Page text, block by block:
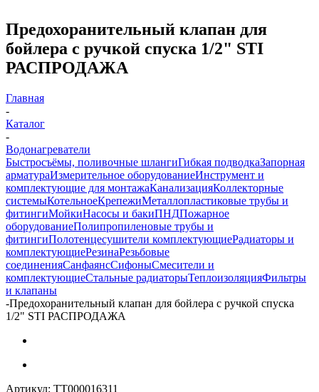
Предохоранительный клапан для
бойлера с ручкой спуска 1/2" STI
РАСПРОДАЖА
Главная
-
Каталог
-
Водонагреватели
Быстросъёмы, поливочные шлангиГибкая подводкаЗапорная
арматураИзмерительное оборудованиеИнструмент и
комплектующие для монтажаКанализацияКоллекторные
системыКотельноеКрепежиМеталлопластиковые трубы и
фитингиМойкиНасосы и бакиПНДПожарное
оборудованиеПолипропиленовые трубы и
фитингиПолотенцесушители комплектующиеРадиаторы и
комплектующиеРезинаРезьбовые
соединенияСанфаянсСифоныСмесители и
комплектующиеСтальные радиаторыТеплоизоляцияФильтры
и клапаны
-Предохоранительный клапан для бойлера с ручкой спуска
1/2" STI РАСПРОДАЖА
Артикул: ТТ000016311